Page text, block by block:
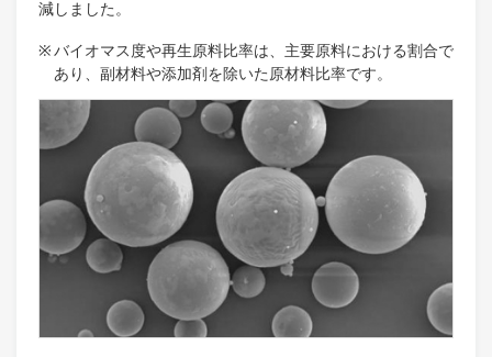
減しました。
バイオマス度や再生原料比率は、主要原料における割合で
あり、副材料や添加剤を除いた原材料比率です。